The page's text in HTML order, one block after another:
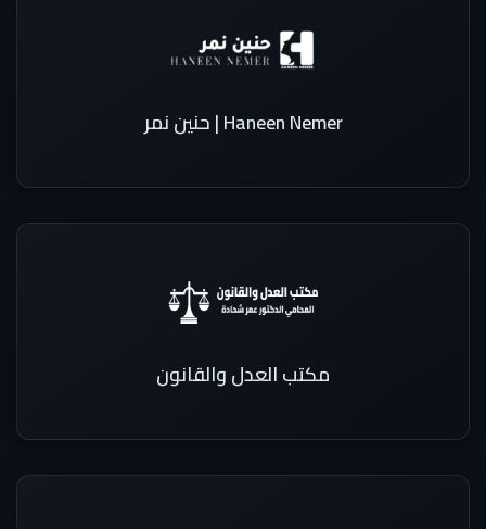
Haneen Nemer | حنين نمر
مكتب العدل والقانون